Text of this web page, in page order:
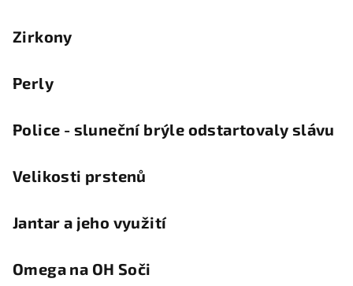
Zirkony
Perly
Police - sluneční brýle odstartovaly slávu
Velikosti prstenů
Jantar a jeho využití
Omega na OH Soči